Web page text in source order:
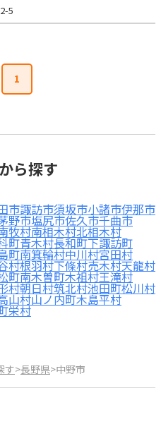
5
1
ら探す
市諏訪市須坂市小諸市伊那市
野市塩尻市佐久市千曲市
牧村南相木村北相木村
町青木村長和町下諏訪町
町南箕輪村中川村宮田村
村根羽村下條村売木村天龍村
町南木曽町木祖村王滝村
村朝日村筑北村池田町松川村
山村山ノ内町木島平村
栄村
す>長野県>中野市